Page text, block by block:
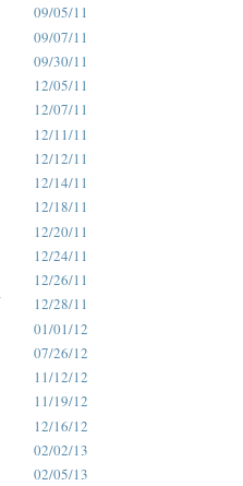
09/05/11
09/07/11
09/30/11
12/05/11
12/07/11
12/11/11
12/12/11
12/14/11
12/18/11
12/20/11
12/24/11
12/26/11
12/28/11
01/01/12
07/26/12
11/12/12
11/19/12
12/16/12
02/02/13
02/05/13